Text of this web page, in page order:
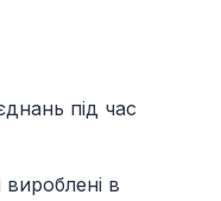
під час
в